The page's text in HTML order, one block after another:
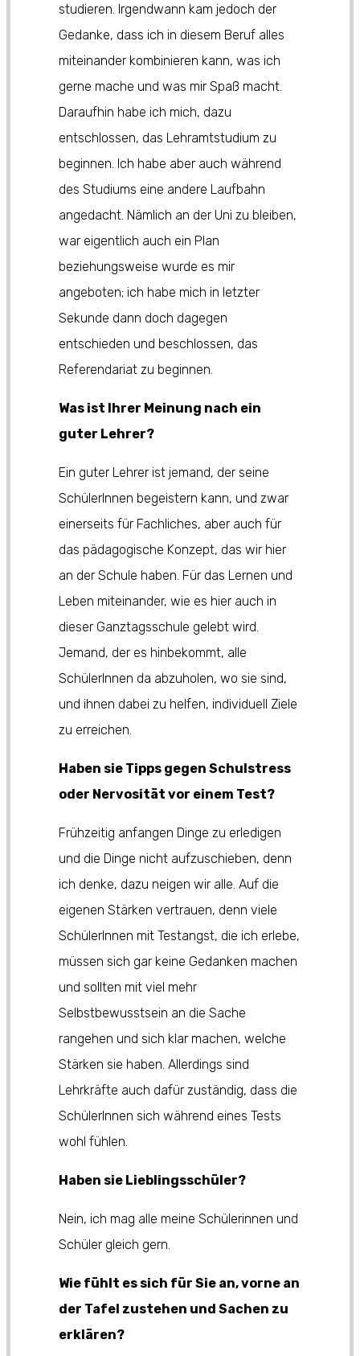
studieren. Irgendwann kam jedoch der
Gedanke, dass ich in diesem Beruf alles
miteinander kombinieren kann, was ich
gerne mache und was mir Spaß macht.
Daraufhin habe ich mich, dazu
entschlossen, das Lehramtstudium zu
beginnen. Ich habe aber auch während
des Studiums eine andere Laufbahn
angedacht. Nämlich an der Uni zu bleiben,
war eigentlich auch ein Plan
beziehungsweise wurde es mir
angeboten; ich habe mich in letzter
Sekunde dann doch dagegen
entschieden und beschlossen, das
Referendariat zu beginnen.
Was ist Ihrer Meinung nach ein
guter Lehrer?
Ein guter Lehrer ist jemand, der seine
SchülerInnen begeistern kann, und zwar
einerseits für Fachliches, aber auch für
das pädagogische Konzept, das wir hier
an der Schule haben. Für das Lernen und
Leben miteinander, wie es hier auch in
dieser Ganztagsschule gelebt wird.
Jemand, der es hinbekommt, alle
SchülerInnen da abzuholen, wo sie sind,
und ihnen dabei zu helfen, individuell Ziele
zu erreichen.
Haben sie Tipps gegen Schulstress
oder Nervosität vor einem Test?
Frühzeitig anfangen Dinge zu erledigen
und die Dinge nicht aufzuschieben, denn
ich denke, dazu neigen wir alle. Auf die
eigenen Stärken vertrauen, denn viele
SchülerInnen mit Testangst, die ich erlebe,
müssen sich gar keine Gedanken machen
und sollten mit viel mehr
Selbstbewusstsein an die Sache
rangehen und sich klar machen, welche
Stärken sie haben. Allerdings sind
Lehrkräfte auch dafür zuständig, dass die
SchülerInnen sich während eines Tests
wohl fühlen.
Haben sie Lieblingsschüler?
Nein, ich mag alle meine Schülerinnen und
Schüler gleich gern.
Wie fühlt es sich für Sie an, vorne an
der Tafel zustehen und Sachen zu
erklären?